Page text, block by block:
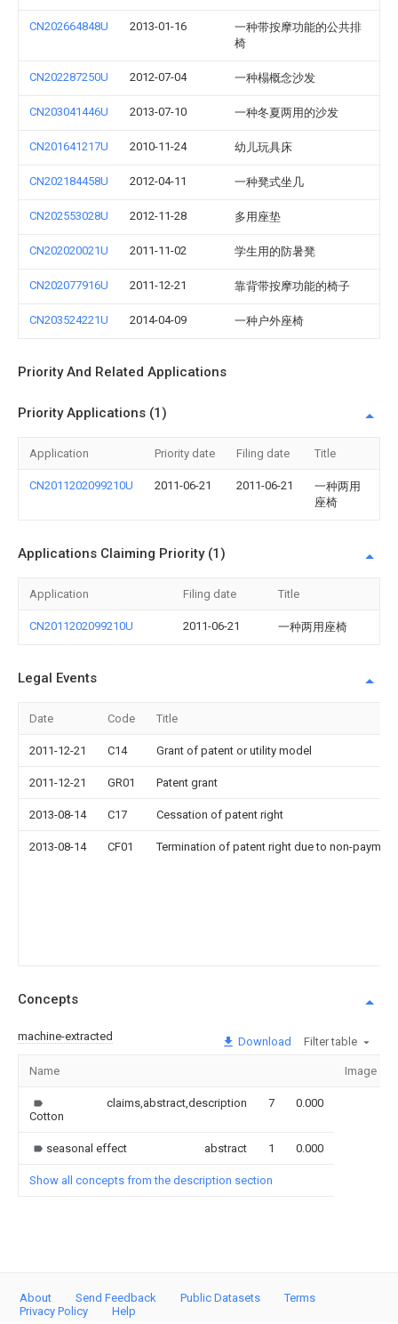
CN202664848U 2013-01-16
一种带按摩功能的公共排
椅
CN202287250U 2012-07-04 一种榻概念沙发
CN203041446U 2013-07-10 一种冬夏两用的沙发
CN201641217U 2010-11-24 幼儿玩具床
CN202184458U 2012-04-11 一种凳式坐几
CN202553028U 2012-11-28 多用座垫
CN202020021U 2011-11-02 学生用的防暑凳
CN202077916U 2011-12-21 靠背带按摩功能的椅子
CN203524221U 2014-04-09 一种户外座椅
Priority And Related Applications
Priority Applications (1)
Application Priority date Filing date Title
CN2011202099210U 2011-06-21 2011-06-21
一种两用
座椅
Applications Claiming Priority (1)
Application Filing date Title
CN2011202099210U 2011-06-21 一种两用座椅
Legal Events
Date Code Title
2011-12-21 C14 Grant of patent or utility model
2011-12-21 GR01 Patent grant
2013-08-14 C17 Cessation of patent right
2013-08-14 CF01 Termination of patent right due to non-
Concepts
machine-extracted Download Filter table
Name Image
Cotton
claims,abstract,description 7 0.000
seasonal effect abstract 1 0.000
Show all concepts from the description section
About Send Feedback Public Datasets
Terms
Privacy Policy
Help